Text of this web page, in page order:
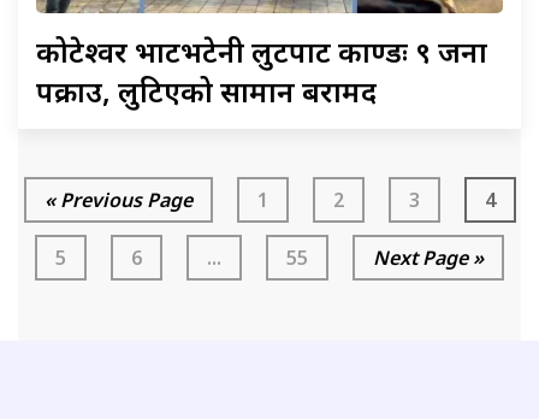
कोटेश्वर भाटभटेनी लुटपाट काण्डः ९ जना
पक्राउ, लुटिएको सामान बरामद
« Previous Page 1 2 3 4
5 6 ... 55 Next Page »